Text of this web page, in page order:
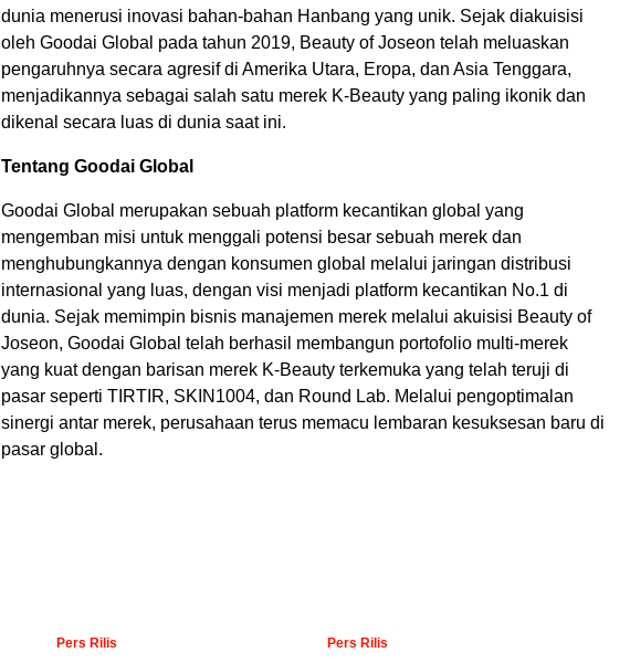
dunia menerusi inovasi bahan-bahan Hanbang yang unik. Sejak diakuisisi
oleh Goodai Global pada tahun 2019, Beauty of Joseon telah meluaskan
pengaruhnya secara agresif di Amerika Utara, Eropa, dan Asia Tenggara,
menjadikannya sebagai salah satu merek K-Beauty yang paling ikonik dan
dikenal secara luas di dunia saat ini.
Tentang Goodai Global
Goodai Global merupakan sebuah platform kecantikan global yang
mengemban misi untuk menggali potensi besar sebuah merek dan
menghubungkannya dengan konsumen global melalui jaringan distribusi
internasional yang luas, dengan visi menjadi platform kecantikan No.1 di
dunia. Sejak memimpin bisnis manajemen merek melalui akuisisi Beauty of
Joseon, Goodai Global telah berhasil membangun portofolio multi-merek
yang kuat dengan barisan merek K-Beauty terkemuka yang telah teruji di
pasar seperti TIRTIR, SKIN1004, dan Round Lab. Melalui pengoptimalan
sinergi antar merek, perusahaan terus memacu lembaran kesuksesan baru di
pasar global.
Pers Rilis Pers Rilis